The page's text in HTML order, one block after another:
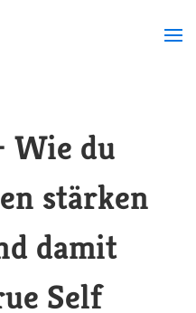
Wie du
stärken
damit
Self